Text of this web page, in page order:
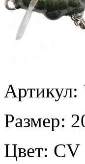
Артикул:
Размер:
Цвет: CV